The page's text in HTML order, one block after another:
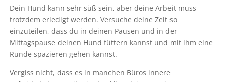
Dein Hund kann sehr süß sein, aber deine Arbeit muss
trotzdem erledigt werden. Versuche deine Zeit so
einzuteilen, dass du in deinen Pausen und in der
Mittagspause deinen Hund füttern kannst und mit ihm eine
Runde spazieren gehen kannst.
Vergiss nicht, dass es in manchen Büros innere